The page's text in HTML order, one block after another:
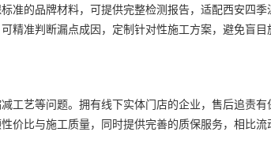
准的品牌材料，可提供完整检测报告，适配西安四季
精准判断漏点成因，定制针对性施工方案，避免盲目
工艺等问题。拥有线下实体门店的企业，售后追责有
价比与施工质量，同时提供完善的质保服务，相比流